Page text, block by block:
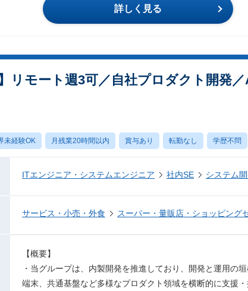
詳しく見る
リモート週3可／自社プロダクト開発
未経験OK 月残業20時間以内 賞与あり 転勤なし 学歴不問
ITエンジニア・システムエンジニア 社内SE システム
サービス・小売・外食 スーパー・量販店・ショッピング
【概要】
・当グループは、内製開発を推進しており、開発と運用の
端末、共通基盤など多様なプロダクト領域を横断的に支援・